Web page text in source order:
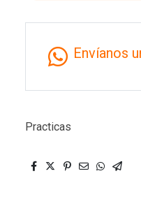
Envíanos
Practicas